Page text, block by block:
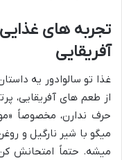
تجربه های
آفریقایی
غذا تو سالوادور یه
از طعم های آفریقایی،
میگو با شیر نارگیل و